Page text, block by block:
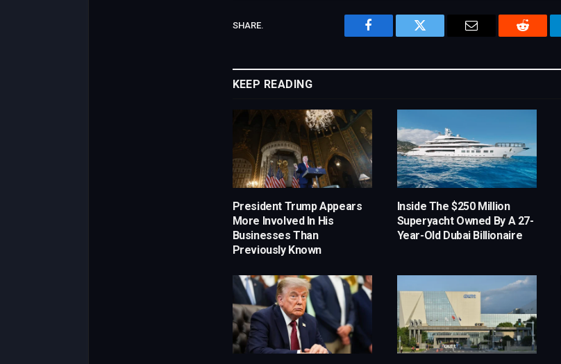
SHARE.
Facebook Twitter Email Reddit
KEEP READING
President Trump Appears
More Involved In His
Businesses Than
Previously Known
Inside The $250 Million
Superyacht Owned By A 27-
Year-Old Dubai Billionaire